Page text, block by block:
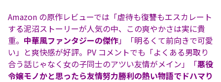
Amazon の原作レビューでは「虐待も復讐もエスカレート
する泥沼ストーリーが人気の中、この爽やかさは実に貴
重。 中華風ファンタジーの傑作」「明るくて前向きで可愛
い」と爽快感が好評。PV コメントでも「よくある男取り
合う話じゃなく女の子同士のアツい友情がメイン」「悪役
令嬢モノかと思ったら友情努力勝利の熱い物語でドハマり